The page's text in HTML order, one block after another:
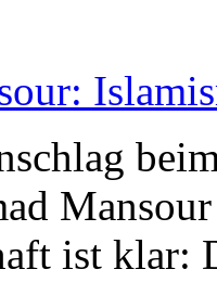
ist klar: